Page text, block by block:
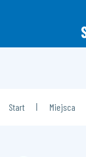
Start | Miejsca